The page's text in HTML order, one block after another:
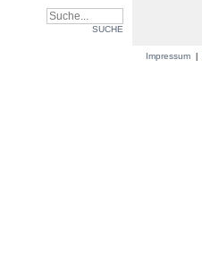
SUCHE
Impressum